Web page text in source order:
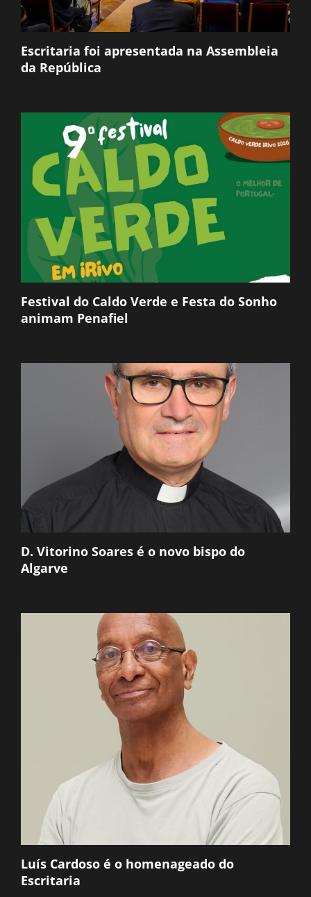
Escritaria foi apresentada na Assembleia
da República
Festival do Caldo Verde e Festa do Sonho
animam Penafiel
D. Vitorino Soares é o novo bispo do
Algarve
Luís Cardoso é o homenageado do
Escritaria